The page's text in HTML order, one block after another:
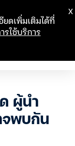
ผู้นำ
จพบกัน
ยดเพิ่มเติมได้ที่
รใช้บริการ
X